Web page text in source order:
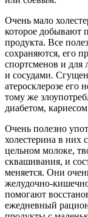
Очень мало
которое добывают
продукта. Все
сохраняются, его
спортсменов и
и сосудами.
атеросклерозе его
тому же
диабетом,
Очень полезно
холестерина в них
цельном молоке,
сквашивания, и
меняется. Они
желудочно-
помогают
ежедневный